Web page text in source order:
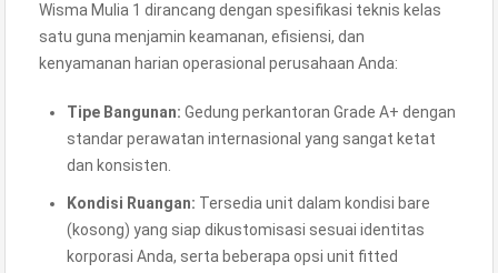
Wisma Mulia 1 dirancang dengan spesifikasi teknis kelas
satu guna menjamin keamanan, efisiensi, dan
kenyamanan harian operasional perusahaan Anda:
Tipe Bangunan: Gedung perkantoran Grade A+ dengan
standar perawatan internasional yang sangat ketat
dan konsisten.
Kondisi Ruangan: Tersedia unit dalam kondisi bare
(kosong) yang siap dikustomisasi sesuai identitas
korporasi Anda, serta beberapa opsi unit fitted